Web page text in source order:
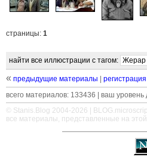
страницы: 1
найти все иллюстрации с тагом:
« предыдущие материалы регистрация
всего материалов: 133436 | ваш уровень
© Stanis.Blog 2004-2026 |
все материалы, представленные на
————————